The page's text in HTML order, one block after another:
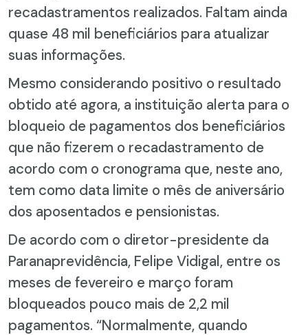
recadastramentos realizados. Faltam ainda
quase 48 mil beneficiários para atualizar
suas informações.
Mesmo considerando positivo o resultado
obtido até agora, a instituição alerta para o
bloqueio de pagamentos dos beneficiários
que não fizerem o recadastramento de
acordo com o cronograma que, neste ano,
tem como data limite o mês de aniversário
dos aposentados e pensionistas.
De acordo com o diretor-presidente da
Paranaprevidência, Felipe Vidigal, entre os
meses de fevereiro e março foram
bloqueados pouco mais de 2,2 mil
pagamentos. “Normalmente, quando